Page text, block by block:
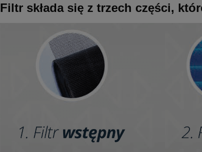
Filtr składa się z trzech części,